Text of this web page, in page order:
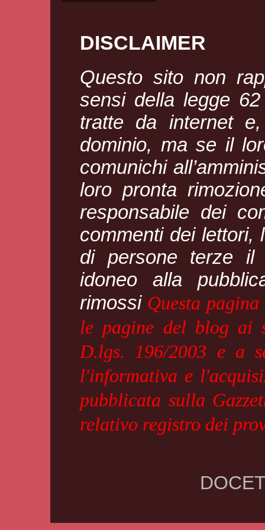
DISCLAIMER
Questo sito non
sensi della legge
tratte da internet
dominio, ma se il
comunichi
loro pronta
responsabile dei
commenti dei lettori,
di persone terze il
idoneo alla
rimossi Questa
le pagine del blog ai
D.lgs. 196/2003 e a
l'informativa e
pubblicata sulla
relativo registro dei